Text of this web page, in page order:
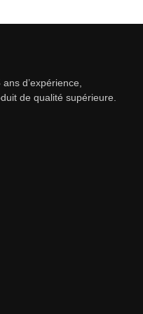
d’expérience,
de qualité supérieure.